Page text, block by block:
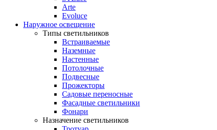
Arte
Evoluce
Наружное освещение
Типы светильников
Встраиваемые
Наземные
Настенные
Потолочные
Подвесные
Прожекторы
Садовые переносные
Фасадные светильники
Фонари
Назначение светильников